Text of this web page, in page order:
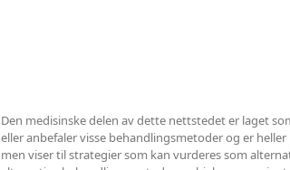
Den medisinske delen av dette nettstedet er laget
eller anbefaler visse behandlingsmetoder og er
men viser til strategier som kan vurderes som